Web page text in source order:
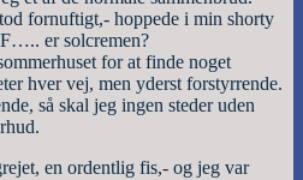
fornuftigt,- hoppede i min shorty
er solcremen?
for at finde noget
hver vej, men yderst forstyrrende.
så skal jeg ingen steder uden
en ordentlig fis,- og jeg var